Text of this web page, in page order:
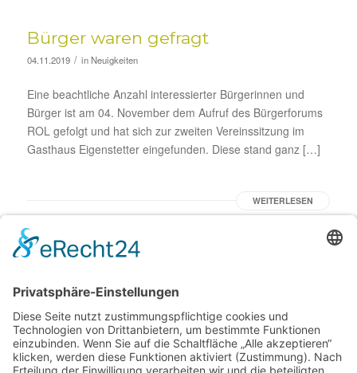
Bürger waren gefragt
04.11.2019 / in Neuigkeiten
Eine beachtliche Anzahl interessierter Bürgerinnen und
Bürger ist am 04. November dem Aufruf des Bürgerforums
ROL gefolgt und hat sich zur zweiten Vereinssitzung im
Gasthaus Eigenstetter eingefunden. Diese stand ganz […]
WEITERLESEN
Bürgerforum ROL gegründet
Engagierte Bürgerinnen und Bürger Rottenburgs wollen
sich aktiv an der Gestaltung der Kommunalpolitik beteiligen.
Ein Schlüsselmoment für die Idee der Gründung einer
Wählergruppierung war mit Sicherheit der knappe Ausgang